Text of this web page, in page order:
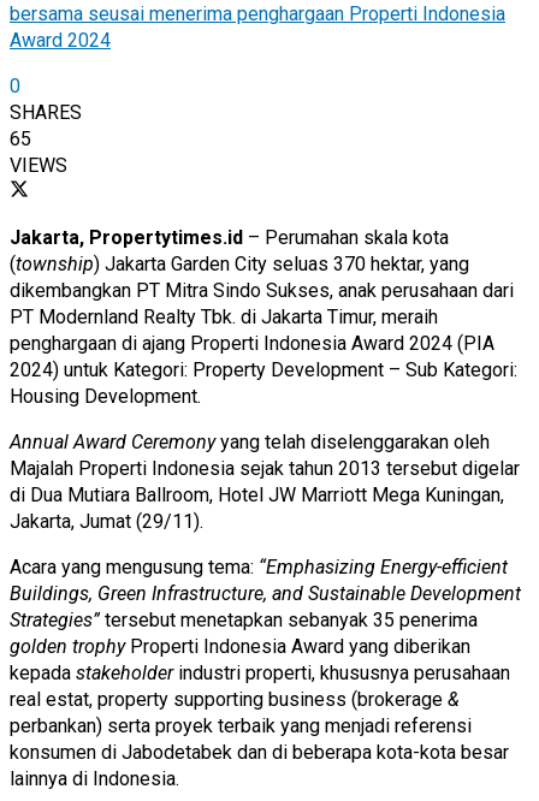
bersama seusai menerima penghargaan Properti Indonesia
Award 2024
0
SHARES
65
VIEWS
Jakarta, Propertytimes.id – Perumahan skala kota
(township) Jakarta Garden City seluas 370 hektar, yang
dikembangkan PT Mitra Sindo Sukses, anak perusahaan dari
PT Modernland Realty Tbk. di Jakarta Timur, meraih
penghargaan di ajang Properti Indonesia Award 2024 (PIA
2024) untuk Kategori: Property Development – Sub Kategori:
Housing Development.
Annual Award Ceremonyyang telah diselenggarakan oleh
Majalah Properti Indonesia sejak tahun 2013 tersebut digelar
di Dua Mutiara Ballroom, Hotel JW Marriott Mega Kuningan,
Jakarta, Jumat (29/11).
Acara yang mengusung tema: “Emphasizing Energy-efficient
Buildings, Green Infrastructure, and Sustainable Development
Strategies”tersebut menetapkan sebanyak 35 penerima
golden trophyProperti Indonesia Award yang diberikan
kepada stakeholderindustri properti, khususnya perusahaan
real estat, property supporting business (brokerage &
perbankan) serta proyek terbaik yang menjadi referensi
konsumen di Jabodetabek dan di beberapa kota-kota besar
lainnya di Indonesia.